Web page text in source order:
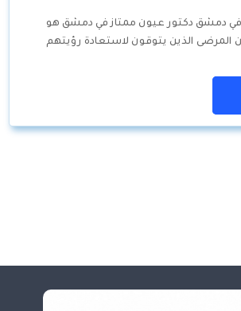
في دمشق دكتور عيون ممتاز في دمشق هو
المرضى الذين يتوقون لاستعادة رؤيتهم